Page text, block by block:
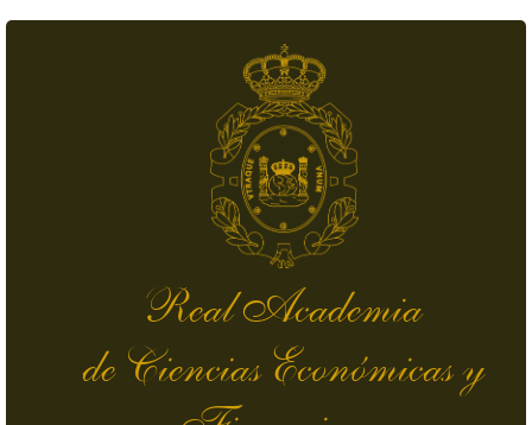
Real Academia
de Ciencias Económicas y